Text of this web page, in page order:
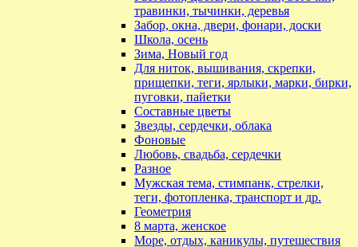
травинки, тычинки, деревья
Забор, окна, двери, фонари, доски
Школа, осень
Зима, Новый год
Для ниток, вышивания, скрепки,
прищепки, теги, ярлыки, марки, бирки,
пуговки, пайетки
Составные цветы
Звезды, сердечки, облака
Фоновые
Любовь, свадьба, сердечки
Разное
Мужская тема, стимпанк, стрелки,
теги, фотопленка, транспорт и др.
Геометрия
8 марта, женское
Море, отдых, каникулы, путешествия